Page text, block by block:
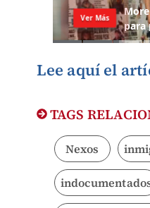
Lee aquí el
TAGS
Nexos